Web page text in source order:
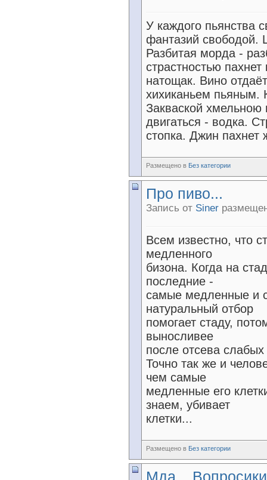
У каждого пьянства
фантазий свободой.
Разбитая морда -
страстностью
натощак. Вино
хихиканьем пьяным.
Закваской хмельною
двигаться - водка.
стопка. Джин
Размещено в Без категории
Про пиво...
Запись от Siner
Всем известно, что
медленного
бизона. Когда на
последние -
самые медленные и
натуральный отбор
помогает стаду,
выносливее
после отсева
Точно так же и
чем самые
медленные его
знаем, убивает
клетки...
Размещено в Без категории